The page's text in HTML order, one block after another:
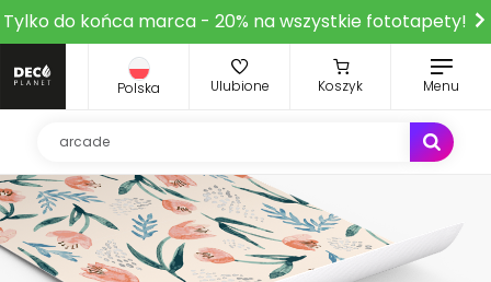
Tylko do końca marca - 20% na wszystkie fototapety!
Polska Ulubione Koszyk Menu